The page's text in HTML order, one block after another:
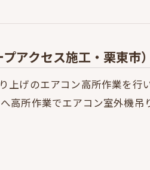
アクセス施工・栗東市）
上げのエアコン高所作業を行
高所作業でエアコン室外機吊